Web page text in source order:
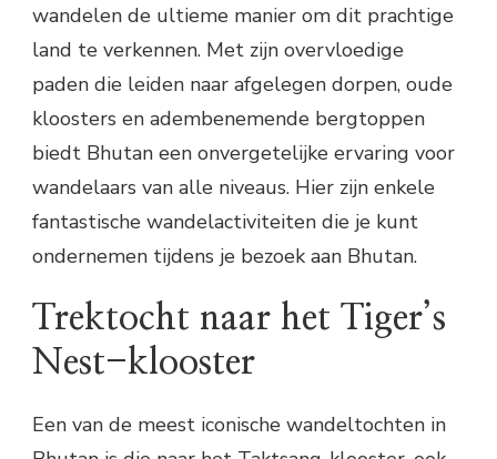
wandelen de ultieme manier om dit prachtige
land te verkennen. Met zijn overvloedige
paden die leiden naar afgelegen dorpen, oude
kloosters en adembenemende bergtoppen
biedt Bhutan een onvergetelijke ervaring voor
wandelaars van alle niveaus. Hier zijn enkele
fantastische wandelactiviteiten die je kunt
ondernemen tijdens je bezoek aan Bhutan.
Trektocht naar het Tiger’s
Nest-klooster
Een van de meest iconische wandeltochten in